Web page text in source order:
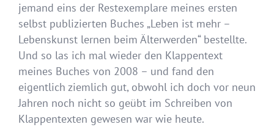
jemand eins der Restexemplare meines ersten
selbst publizierten Buches „Leben ist mehr –
Lebenskunst lernen beim Älterwerden“ bestellte.
Und so las ich mal wieder den Klappentext
meines Buches von 2008 – und fand den
eigentlich ziemlich gut, obwohl ich doch vor neun
Jahren noch nicht so geübt im Schreiben von
Klappentexten gewesen war wie heute.